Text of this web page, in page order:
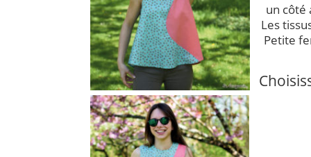
un côté
Les
Petite